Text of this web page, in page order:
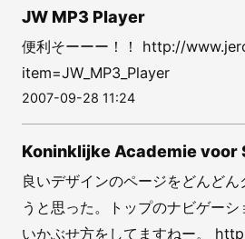
JW MP3 Player
便利そーーー！！ http://
item=JW_MP3_Player
2007-09-28 11:24
Koninklijke Academie voor
良いデザインのページをどんどん
うと思った。トップのナビゲー
いかぶせ方をしてますねー。